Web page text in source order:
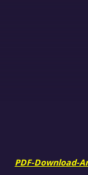
PDF-Download-